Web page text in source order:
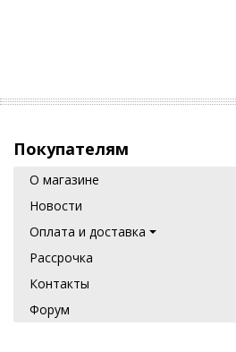
Покупателям
О магазине
Новости
Оплата и доставка
Рассрочка
Контакты
Форум